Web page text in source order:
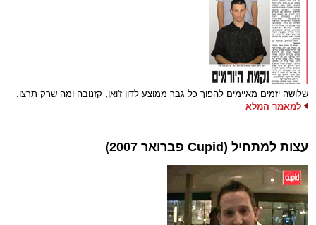
שלושה יזמים מאיימים להפוך כל גבר ממוצע לדון ז'ואן, קזנובה ומה שרק תרצו.
למאמר המלא
עצות למתחיל (Cupid פברואר 2007)